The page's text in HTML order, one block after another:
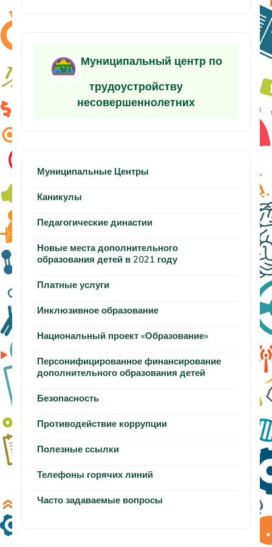
Муниципальный центр по
трудоустройству
несовершеннолетних
Муниципальные Центры
Каникулы
Педагогические династии
Новые места дополнительного
образования детей в 2021 году
Платные услуги
Инклюзивное образование
Национальный проект «Образование»
Персонифицированное финансирование
дополнительного образования детей
Безопасность
Противодействие коррупции
Полезные ссылки
Телефоны горячих линий
Часто задаваемые вопросы